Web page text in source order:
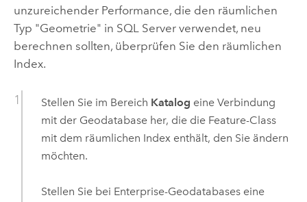
unzureichender Performance, die den räumlichen
Typ "Geometrie" in SQL Serververwendet, neu
berechnen sollten, überprüfen Sie den räumlichen
Index.
Stellen Sie im Bereich Katalog eine Verbindung
mit der Geodatabase her, die die Feature-Class
mit dem räumlichen Index enthält, den Sie ändern
möchten.
Stellen Sie bei Enterprise-Geodatabases eine